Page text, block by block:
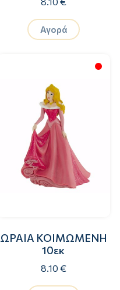
Αγορά
ΩΡΑΙΑ ΚΟΙΜΩΜΕΝΗ
10εκ
8.10 €